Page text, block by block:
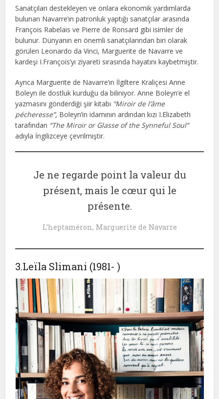
Sanatçıları destekleyen ve onlara ekonomik yardımlarda
bulunan Navarre’ın patronluk yaptığı sanatçılar arasında
François Rabelais ve Pierre de Ronsard gibi isimler de
bulunur. Dünyanın en önemli sanatçılarından biri olarak
görülen Leonardo da Vinci, Marguerite de Navarre ve
kardeşi I.François’yı ziyareti sırasında hayatını kaybetmiştir.
Ayrıca Marguerite de Navarre’ın İlgiltere Kraliçesi Anne
Boleyn ile dostluk kurduğu da biliniyor. Anne Boleyn’e el
yazmasını gönderdiği şiir kitabı “Miroir de l’âme
pécheresse”, Boleyn’in idamının ardından kızı I.Elizabeth
tarafından “The Miroir or Glasse of the Synneful Soul”
adıyla İngilizceye çevrilmiştir.
Je ne regarde point la valeur du
présent, mais le cœur qui le
présente.
L’heptaméron, Marguerite de Navarre
3.Leïla Slimani (1981- )